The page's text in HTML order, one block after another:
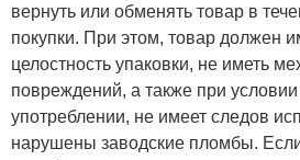
вернуть или обменять товар в
покупки. При этом, товар должен
целостность упаковки, не иметь
повреждений, а также при
употреблении, не имеет следов
нарушены заводские пломбы.